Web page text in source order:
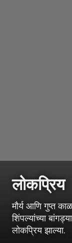
लोकप्रिय
मौर्य आणि गुप्त
शिंपल्यांच्या
लोकप्रिय झाल्या.